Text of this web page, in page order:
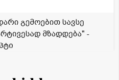
გემოებით სავსე
მზადდება" -